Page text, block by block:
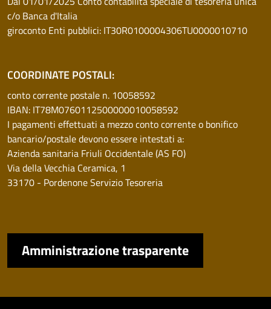
c/o Banca d'Italia
giroconto Enti pubblici: IT30R0100004306TU0000010710
COORDINATE POSTALI:
conto corrente postale n. 10058592
IBAN: IT78M0760112500000010058592
I pagamenti effettuati a mezzo conto corrente o bonifico
bancario/postale devono essere intestati a:
Azienda sanitaria Friuli Occidentale (AS FO)
Via della Vecchia Ceramica, 1
33170 - Pordenone Servizio Tesoreria
Amministrazione trasparente